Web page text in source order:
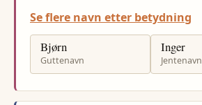
Se flere navn etter betydning
Bjørn
Guttenavn
Inger
Jentenavn